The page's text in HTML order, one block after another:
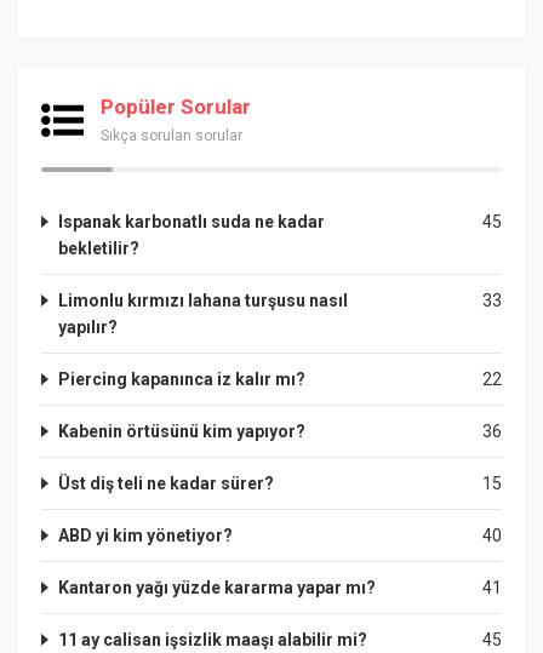
Popüler Sorular
Sıkça sorulan sorular
45
Ispanak karbonatlı suda ne kadar
bekletilir?
33
Limonlu kırmızı lahana turşusu nasıl
yapılır?
22
Piercing kapanınca iz kalır mı?
36
Kabenin örtüsünü kim yapıyor?
15
Üst diş teli ne kadar sürer?
40
ABD yi kim yönetiyor?
41
Kantaron yağı yüzde kararma yapar mı?
45
11 ay calisan işsizlik maaşı alabilir mi?